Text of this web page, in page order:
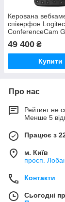
Керована
спікерфон
ConferenceCam
49 400 ₴
Купити
Про нас
Рейтинг не
Менше 5
Працює з
м. Київ
просп.
Контакти
Сьогодні